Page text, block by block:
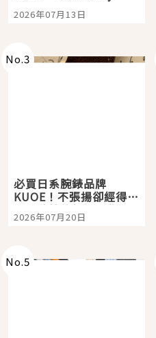
Tokyo Plaza」搭船、
購物、美食及夜景，一
2026年07月13日
No.3
必買日系腕錶品牌
KUOE！不張揚卻經得起
時間洗鍊的經典之作五
選
2026年07月20日
No.5